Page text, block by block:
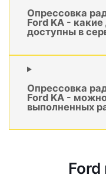
Опрессовка
Ford KA -
доступны в
Опрессовка
Ford KA -
выполненных